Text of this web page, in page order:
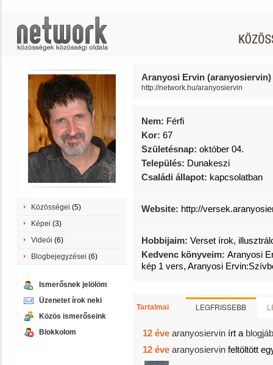
Közösségei (5)
Képei (3)
Videói (6)
Blogbejegyzései (6)
Ismerősnek jelölöm
Üzenetet írok neki
Közös ismerőseink
Blokkolom
Aranyosi Ervin (aranyosiervin)
http://network.hu/aranyosiervin
Nem: Férfi
Kor: 67
Születésnap: október 04.
Település: Dunakeszi
Családi állapot: kapcsolatban
Website: http://
Hobbijaim: Verset írok,
Kedvenc könyveim: Aranyosi
kép 1 vers, Aranyosi
Tartalmai LEGFRISSEBB
12 éve aranyosiervin írt a
12 éve aranyosiervin feltöltött